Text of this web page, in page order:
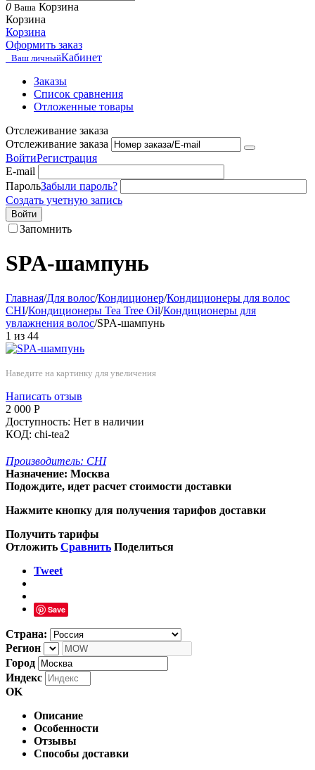
0 Ваша Корзина
Корзина
Корзина
Оформить заказ
Ваш личныйКабинет
Заказы
Список сравнения
Отложенные товары
Отслеживание заказа
Отслеживание заказа
ВойтиРегистрация
E-mail
ПарольЗабыли пароль?
Создать учетную запись
Войти
Запомнить
SPA-шампунь
Главная/Для волос/Кондиционер/Кондиционеры для волос
CHI/Кондиционеры Tea Tree Oil/Кондиционеры для
увлажнения волос/SPA-шампунь
1 из 44
Наведите на картинку для увеличения
Написать отзыв
2 000 Р
Доступность: Нет в наличии
КОД: chi-tea2
Производитель: CHI
Назначение: Москва
Подождите, идет расчет стоимости доставки
Нажмите кнопку для получения тарифов доставки
Получить тарифы
Отложить Сравнить Поделиться
Tweet
Save
Страна:
Регион
Город
Индекс
OK
Описание
Особенности
Отзывы
Способы доставки